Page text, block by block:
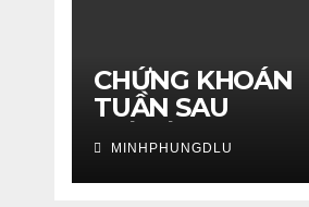
CHỨNG KHOÁN
TUẦN SAU
25/05/2026 – Phân
tích nhận định thị
trường
MINHPHUNGDLU